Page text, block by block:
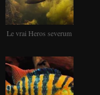
Le vrai Heros severum